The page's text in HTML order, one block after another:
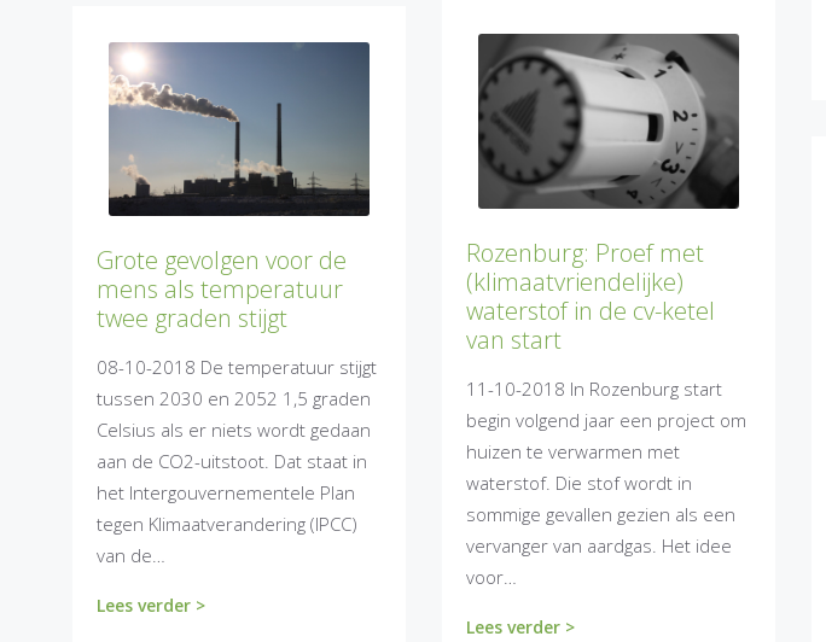
Rozenburg: Proef met
(klimaatvriendelijke)
waterstof in de cv-ketel
van start
11-10-2018 In Rozenburg start
begin volgend jaar een project om
huizen te verwarmen met
waterstof. Die stof wordt in
sommige gevallen gezien als een
vervanger van aardgas. Het idee
voor…
Lees verder >
Grote gevolgen voor de
mens als temperatuur
twee graden stijgt
08-10-2018 De temperatuur stijgt
tussen 2030 en 2052 1,5 graden
Celsius als er niets wordt gedaan
aan de CO2-uitstoot. Dat staat in
het Intergouvernementele Plan
tegen Klimaatverandering (IPCC)
van de…
Lees verder >